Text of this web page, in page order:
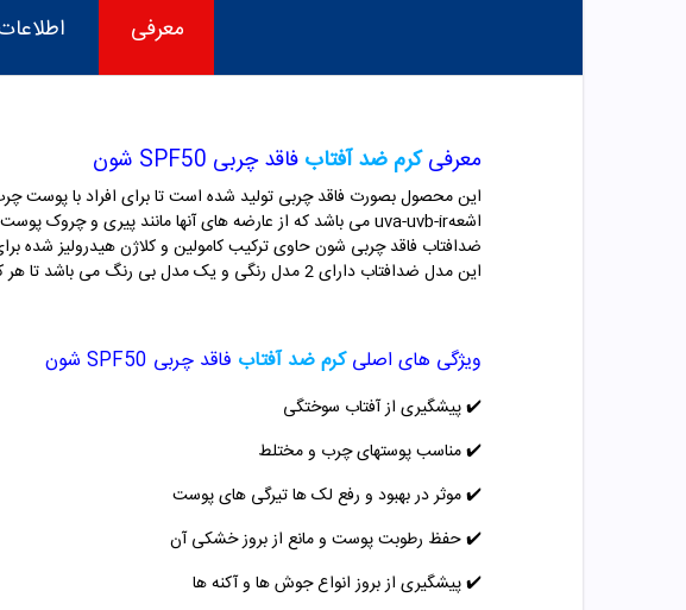
معرفی
معرفیکرم ضد آفتاب فاقد چربی SPF50 شون
این محصول بصورت فاقد چربی تولید شده است تا برای افراد با پوست
اشعهuva-uvb-ir می باشد که از عارضه های آنها مانند پیری و چروک پوست و لک های آفتاب سوختگی جلوگیری به عمل میاورد.
ضدافتاب فاقد چربی شون حاوی ترکیب کامولین و کلاژن هیدرولیز شده
این مدل ضدافتاب دارای 2 مدل رنگی و یک مدل بی رنگ می باشد تا هر کس با هر سلیقه بتواند از این محصول استفاده نماید.
ویژگی های اصلیکرم ضد آفتاب فاقد چربی SPF50 شون
✔️پیشگیری از آفتاب سوختگی
✔️مناسب پوستهای چرب و مختلط
✔️موثر در بهبود و رفع لک ها تیرگی های پوست
✔️حفظ رطوبت پوست و مانع از بروز خشکی آن
✔️پیشگیری از بروز انواع جوش ها و آکنه ها